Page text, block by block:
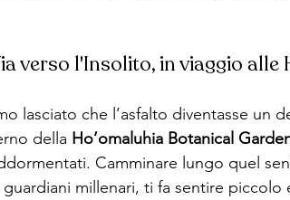
verso l'Insolito, in viaggio alle
lasciato che l’asfalto diventasse un
della Ho’omaluhia Botanical
Camminare lungo quel
millenari, ti fa sentire piccolo